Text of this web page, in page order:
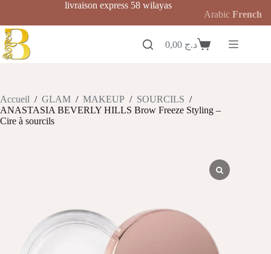
contenu
livraison express 58 wilayas
Panierد.ج
Accueil / GLAM / MAKEUP / SOURCILS /
ANASTASIA BEVERLY HILLS Brow Freeze Styling –
Cire à sourcils
Arabic French